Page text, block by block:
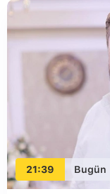
21:39 Bugün